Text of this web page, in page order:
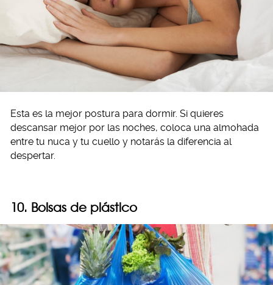
Esta es la mejor postura para dormir. Si quieres
descansar mejor por las noches, coloca una almohada
entre tu nuca y tu cuello y notarás la diferencia al
despertar.
10. Bolsas de plástico